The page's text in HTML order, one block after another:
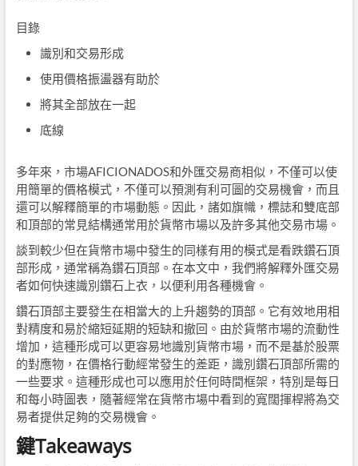
目錄
識別和交易形成
使用價格振盪器有助於
將其全部放在一起
底線
多年來，市場AFICIONADOS和外匯交易商相似，不僅可以使
用簡單的價格模式，不僅可以預測有利可圖的交易機會，而且
還可以解釋簡單的市場動態。因此，諸如旗幟，標誌和雙底部
和頂部的常見結構通常用於貨幣市場以及許多其他交易市場。
談到較少但在貨幣市場中發生的同樣有用的模式是看跌鑽石頂
部形成，通常稱為鑽石頂部。在本文中，我們將解釋外匯交易
者如何快速識別鑽石上衣，以便利用各種機會。
鑽石頂部主要發生在相當大的上升趨勢的頂部。它有效地用相
對精度和易於縮短延期的短缺和撤回。由於貨幣市場的流動性
增加，這種形成可以更容易地識別貨幣市場，而不是基於股票
的對應物，在價格行動經常發生的差距，識別鑽石頂部所需的
一些要求。這種形成也可以應用於任何時間框架，特別是每日
和每小時圖表，隨著經常在貨幣市場中看到的寬闊揮桿將為交
易者提供足夠的交易機會。
鍵Takeaways